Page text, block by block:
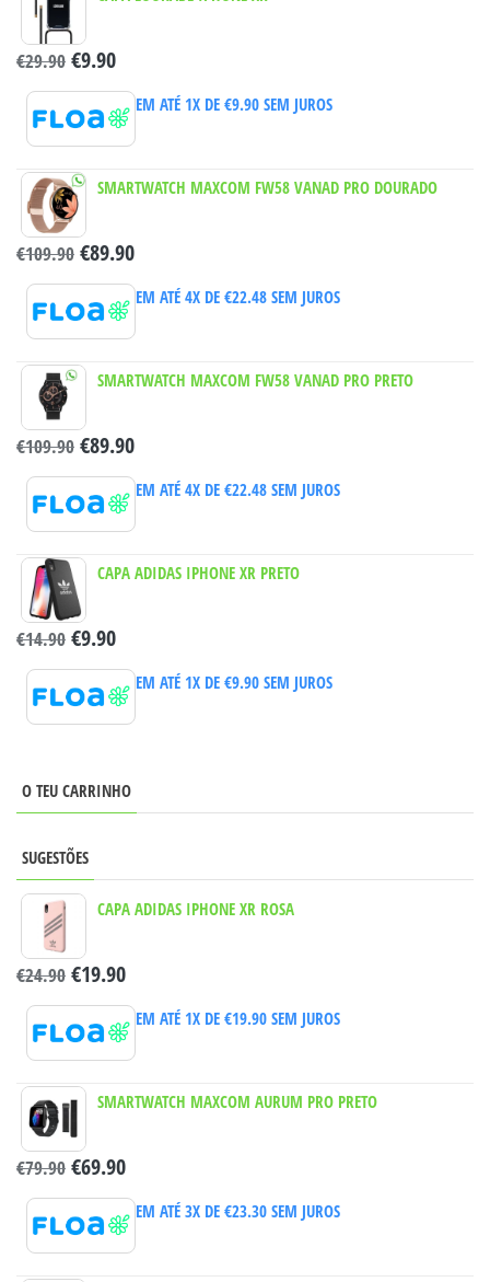
€29.90 €9.90
EM ATÉ 1X DE €9.90SEM JUROS
SMARTWATCH MAXCOM FW58 VANAD PRO DOURADO
€109.90 €89.90
EM ATÉ 4X DE €22.48SEM JUROS
SMARTWATCH MAXCOM FW58 VANAD PRO PRETO
€109.90 €89.90
EM ATÉ 4X DE €22.48SEM JUROS
CAPA ADIDAS IPHONE XR PRETO
€14.90 €9.90
EM ATÉ 1X DE €9.90SEM JUROS
O TEU CARRINHO
SUGESTÕES
CAPA ADIDAS IPHONE XR ROSA
€24.90 €19.90
EM ATÉ 1X DE €19.90SEM JUROS
SMARTWATCH MAXCOM AURUM PRO PRETO
€79.90 €69.90
EM ATÉ 3X DE €23.30SEM JUROS